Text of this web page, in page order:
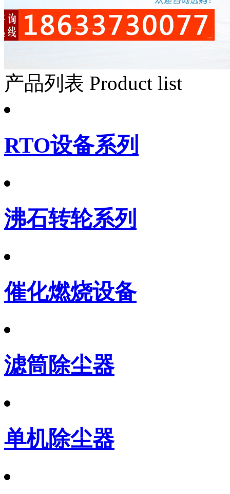
产品列表 Product list
RTO设备系列
沸石转轮系列
催化燃烧设备
滤筒除尘器
单机除尘器